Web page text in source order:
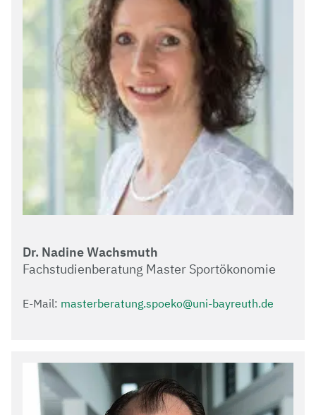
Dr. Nadine Wachsmuth
Fachstudienberatung Master Sportökonomie
E-Mail: masterberatung.spoeko@uni-bayreuth.de